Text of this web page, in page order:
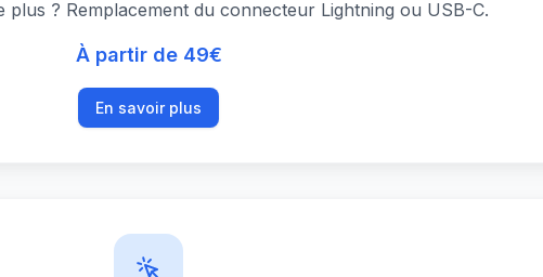
plus ? Remplacement du connecteur Lightning ou USB-C.
À partir de 49€
En savoir plus